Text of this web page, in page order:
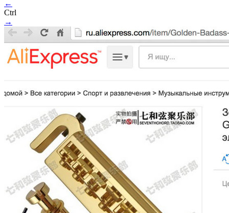
←
Ctrl
→